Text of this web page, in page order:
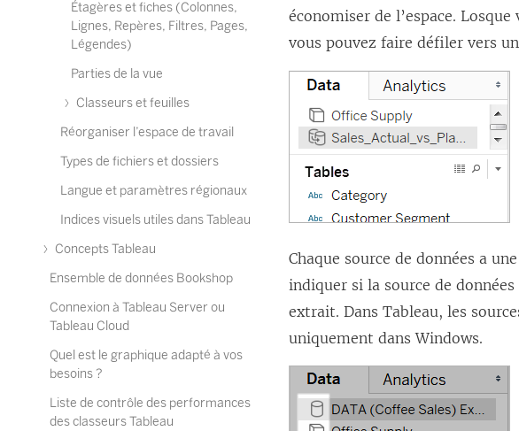
Étagères et fiches (Colonnes,
Lignes, Repères, Filtres, Pages,
Légendes)
Parties de la vue
Classeurs et feuilles
Réorganiser l’espace de travail
Types de fichiers et dossiers
Langue et paramètres régionaux
Indices visuels utiles dans Tableau
Concepts Tableau
Ensemble de données Bookshop
Connexion à Tableau Server ou
Tableau Cloud
Quel est le graphique adapté à vos
besoins ?
Liste de contrôle des performances
des classeurs Tableau
économiser de l’espace.
vous pouvez faire défiler vers
Chaque source de données a
indiquer si la source de
extrait. Dans Tableau, les
uniquement dans Windows.